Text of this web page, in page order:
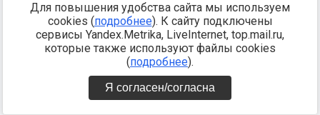
Для повышения удобства сайта мы используем
cookies (подробнее). К сайту подключены
сервисы Yandex.Metrika, LiveInternet, top.mail.ru,
которые также используют файлы cookies
(подробнее).
Я согласен/согласна